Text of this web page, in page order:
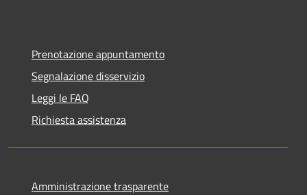
Prenotazione appuntamento
Segnalazione disservizio
Leggi le FAQ
Richiesta assistenza
Amministrazione trasparente